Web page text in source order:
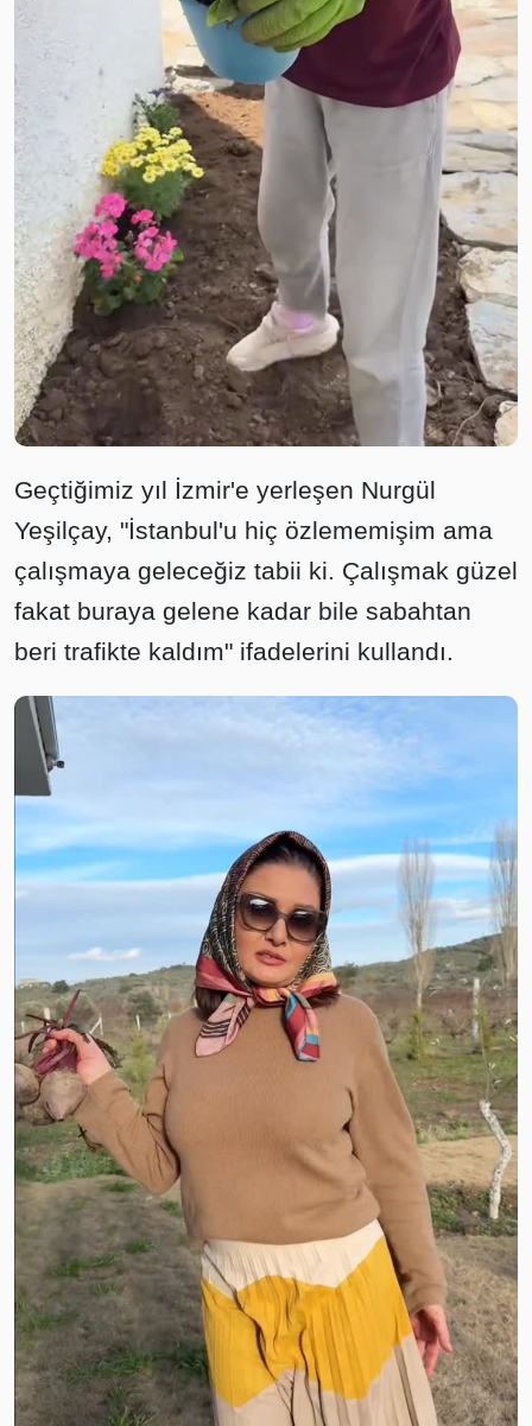
Geçtiğimiz yıl İzmir'e yerleşen Nurgül
Yeşilçay, "İstanbul'u hiç özlememişim ama
çalışmaya geleceğiz tabii ki. Çalışmak güzel
fakat buraya gelene kadar bile sabahtan
beri trafikte kaldım" ifadelerini kullandı.